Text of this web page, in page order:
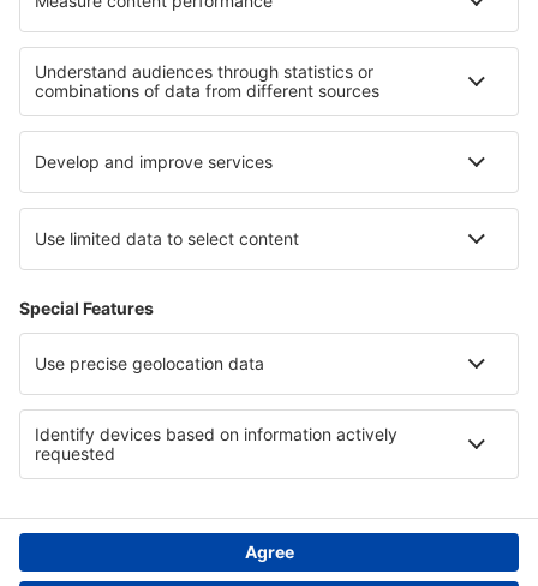
Hoteluri in Los Padres National Forest
Hoteluri la Parcul Național Great Smoky Mountains
Hoteluri in Chihuahua Hoteluri in Cairo
Hoteluri în Champagne Hoteluri in Munții Pirin